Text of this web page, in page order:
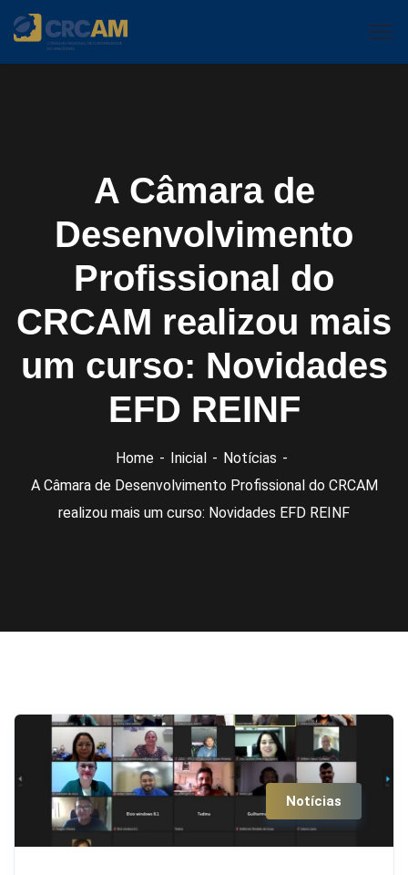
A Câmara de
Desenvolvimento
Profissional do
CRCAM realizou mais
um curso: Novidades
EFD REINF
Home Inicial
Notícias
A Câmara de Desenvolvimento Profissional do CRCAM
realizou mais um curso: Novidades EFD REINF
Notícias